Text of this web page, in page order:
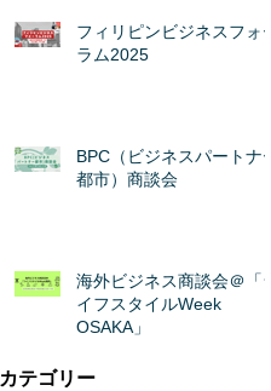
フィリピンビジネスフォー
ラム2025
BPC（ビジネスパートナー
都市）商談会
海外ビジネス商談会＠「ラ
イフスタイルWeek
OSAKA」
カテゴリー